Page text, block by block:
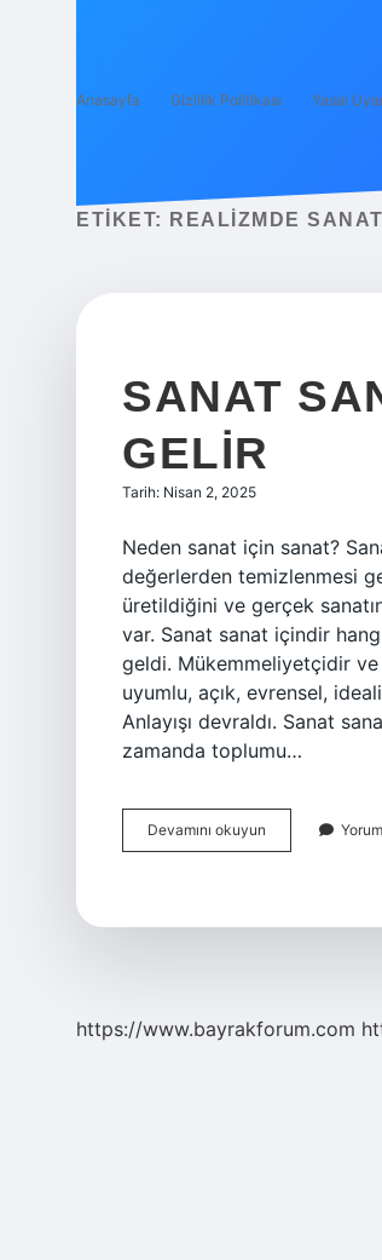
Anasayfa Gizlilik Politikası Yasal
ETIKET: REALIZMDE
SANAT
GELIR
Tarih: Nisan 2, 2025
Neden sanat için sanat?
değerlerden temizlenmesi
üretildiğini ve gerçek
var. Sanat sanat içindir
geldi. Mükemmeliyetçidir
uyumlu, açık, evrensel,
Anlayışı devraldı. Sanat
zamanda toplumu…
Devamını okuyun
Sanat
https://www.bayrakforum.com